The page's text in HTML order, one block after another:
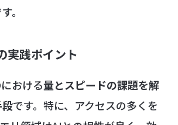
。
実践ポイント
おける量とスピードの課題を解
です。特に、アクセスの多くを